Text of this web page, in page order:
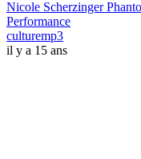
Nicole Scherzinger
Performance
culturemp3
il y a 15 ans